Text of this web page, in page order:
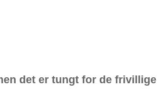
det er tungt for de frivillige